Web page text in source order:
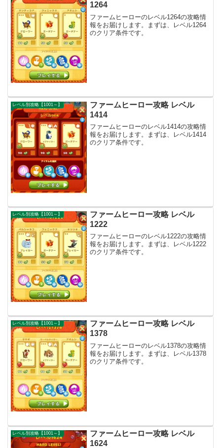
1264
ファームヒーローのレベル1264の攻略情
報をお届けします。まずは、レベル1264
のクリア条件です。
レベル別攻略【1001～】
ファームヒーロー攻略 レベル
1414
ファームヒーローのレベル1414の攻略情
報をお届けします。まずは、レベル1414
のクリア条件です。
レベル別攻略【1001～】
ファームヒーロー攻略 レベル
1222
ファームヒーローのレベル1222の攻略情
報をお届けします。まずは、レベル1222
のクリア条件です。
レベル別攻略【1001～】
ファームヒーロー攻略 レベル
1378
ファームヒーローのレベル1378の攻略情
報をお届けします。まずは、レベル1378
のクリア条件です。
レベル別攻略【1001～】
ファームヒーロー攻略 レベル
1624